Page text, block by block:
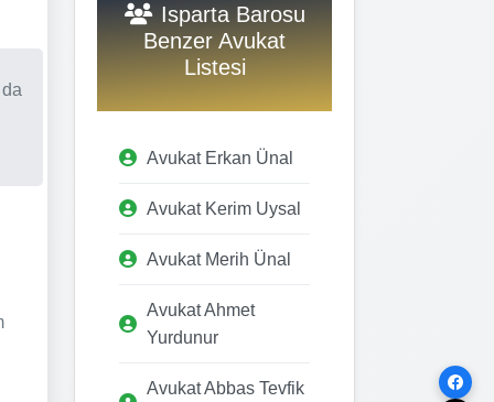
Isparta Barosu
Benzer Avukat
Listesi
Avukat Erkan Ünal
Avukat Kerim Uysal
Avukat Merih Ünal
Avukat Ahmet
Yurdunur
Avukat Abbas Tevfik